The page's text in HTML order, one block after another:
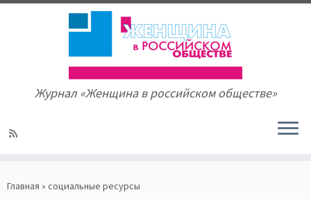
to
Журнал «Женщина в российском обществе»
Главная » социальные ресурсы